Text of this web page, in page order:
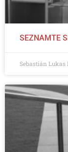
SEZNAMTE
Sebastián Lukas